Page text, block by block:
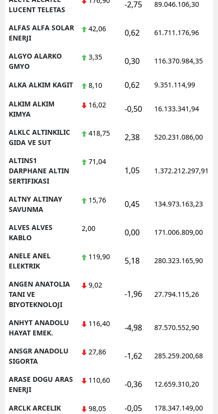
Zonguldak
Aksaray
Batman
Yalova
Karabük
Osmaniye
LUCENT TELETAS
-2,75 89.046.106,30
ALFAS ALFA SOLAR
ENERJI
42,06 0,62 61.711.176,96
ALGYO ALARKO
GMYO
3,35 0,30 116.370.984,35
ALKA ALKIM KAGIT 8,10 0,62 9.351.114,99
ALKIM ALKIM
KIMYA
16,02 -0,50 16.133.341,94
ALKLC ALTINKILIC
GIDA VE SUT
418,75 2,38 520.231.086,00
ALTINS1
DARPHANE ALTIN
SERTIFIKASI
71,04
1,05 1.372.212.297,91
ALTNY ALTINAY
SAVUNMA
15,76 0,45 134.973.163,23
ALVES ALVES
KABLO
2,00 0,00 171.006.809,00
ANELE ANEL
ELEKTRIK
119,90 5,18 280.323.165,90
ANGEN ANATOLIA
TANI VE
BIYOTEKNOLOJI
9,02
-1,96 27.794.115,26
ANHYT ANADOLU
HAYAT EMEK.
116,40 -4,98 87.570.552,90
ANSGR ANADOLU
SIGORTA
27,86 -1,62 285.259.200,68
ARASE DOGU ARAS
ENERJI
110,60 -0,36 12.659.310,20
ARCLK ARCELIK 98,05 -0,05 178.347.149,00